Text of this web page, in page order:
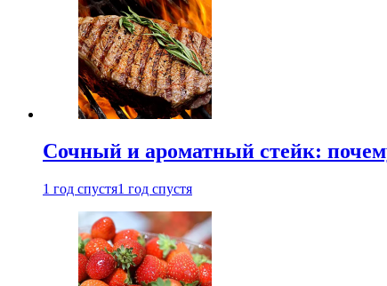
Сочный и ароматный стейк:
1 год спустя1 год спустя